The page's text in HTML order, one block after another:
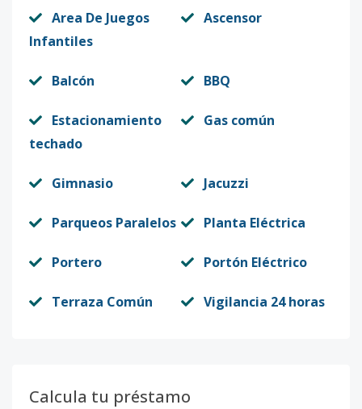
Area De Juegos
Infantiles
Ascensor
Balcón BBQ
Estacionamiento
techado
Gas común
Gimnasio Jacuzzi
Parqueos Paralelos Planta Eléctrica
Portero Portón Eléctrico
Terraza Común Vigilancia 24 horas
Calcula tu préstamo